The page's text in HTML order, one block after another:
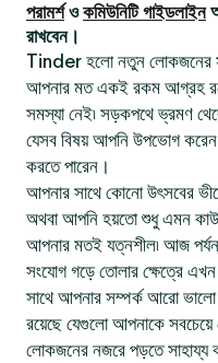
পরামর্শওকমিউনিটি গাইডলাইন
রাখবেন।
Tinder হলো নতুন লোকজনের
আপনার মত একই রকম আগ্রহ
সমস্যা নেই৷ সড়কপথে ভ্রমণ
যেসব বিষয় আপনি উপভোগ
করতে পারেন।
আপনার সাথে কোনো উৎসবের
অথবা আপনি হয়তো শুধু এমন
আপনার মতই যত্নশীল৷ আজ
সংযোগ গড়ে তোলার ক্ষেত্রে
সাথে আপনার সম্পর্ক আরো
রয়েছে যেগুলো আপনাকে
লোকজনের নজরে পড়তে সাহায্য